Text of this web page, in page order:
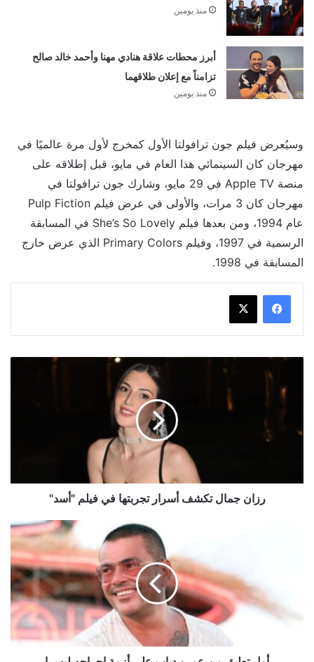
منذ يومين
أبرز محطات علاقة هنادي مهنا وأحمد خالد صالح
تزامناً مع إعلان طلاقهما
منذ يومين
وسيُعرض فيلم جون ترافولتا الأول كمخرج لأول مرة عالميًا في
مهرجان كان السينمائي هذا العام في مايو، قبل إطلاقه على
منصة Apple TV في 29 مايو، وشارك جون ترافولتا في
مهرجان كان 3 مرات، والأولى في عرض فيلم Pulp Fiction
عام 1994، ومن بعدها فيلم She’s So Lovely في المسابقة
الرسمية في 1997، وفيلم Primary Colors الذي عرض خارج
المسابقة في 1998.
رزان
تكشف
في
رزان جمال تكشف أسرار تجربتها في فيلم "أسد"